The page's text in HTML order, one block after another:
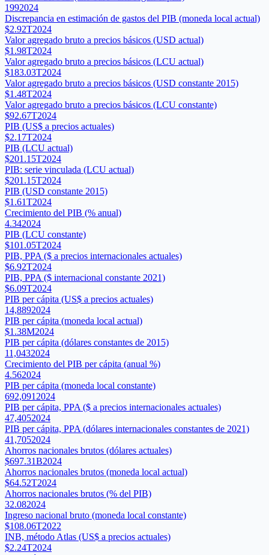
1992024
Discrepancia en estimación de gastos del PIB (moneda local actual)
$2.92T2024
Valor agregado bruto a precios básicos (USD actual)
$1.98T2024
Valor agregado bruto a precios básicos (LCU actual)
$183.03T2024
Valor agregado bruto a precios básicos (USD constante 2015)
$1.48T2024
Valor agregado bruto a precios básicos (LCU constante)
$92.67T2024
PIB (US$ a precios actuales)
$2.17T2024
PIB (LCU actual)
$201.15T2024
PIB: serie vinculada (LCU actual)
$201.15T2024
PIB (USD constante 2015)
$1.61T2024
Crecimiento del PIB (% anual)
4.342024
PIB (LCU constante)
$101.05T2024
PIB, PPA ($ a precios internacionales actuales)
$6.92T2024
PIB, PPA ($ internacional constante 2021)
$6.09T2024
PIB per cápita (US$ a precios actuales)
14,8892024
PIB per cápita (moneda local actual)
$1.38M2024
PIB per cápita (dólares constantes de 2015)
11,0432024
Crecimiento del PIB per cápita (anual %)
4.562024
PIB per cápita (moneda local constante)
692,091 2024
PIB per cápita, PPA ($ a precios internacionales actuales)
47,4052024
PIB per cápita, PPA (dólares internacionales constantes de 2021)
41,7052024
Ahorros nacionales brutos (dólares actuales)
$697.31B2024
Ahorros nacionales brutos (moneda local actual)
$64.52T2024
Ahorros nacionales brutos (% del PIB)
32.082024
Ingreso nacional bruto (moneda local constante)
$108.06T2022
INB, método Atlas (US$ a precios actuales)
$2.24T2024